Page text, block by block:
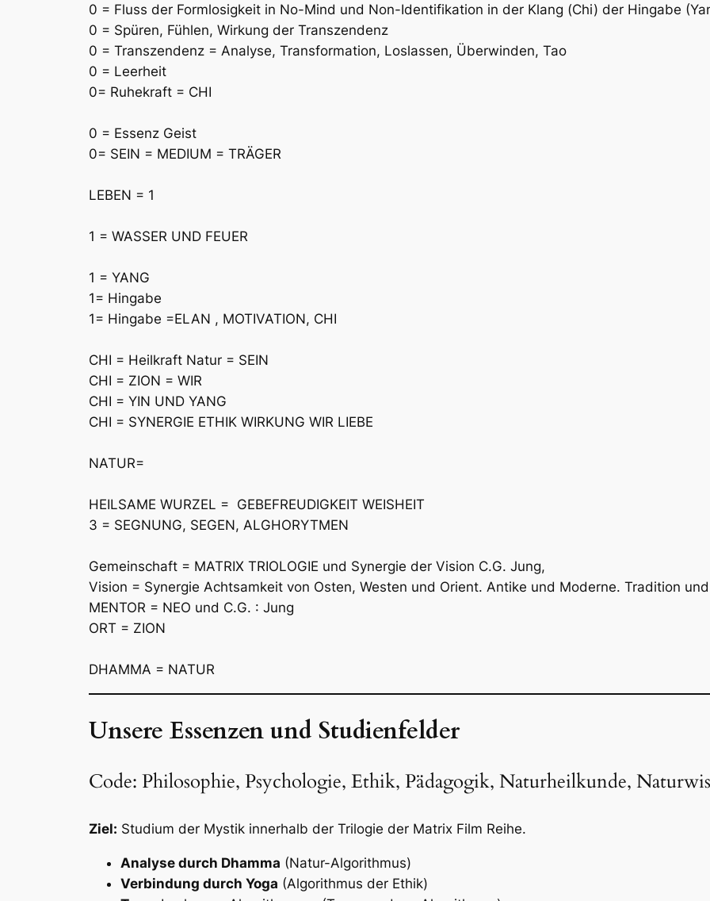
0 = Fluss der Formlosigkeit in No-Mind und Non-Identifikation in der Klang (Chi) der Hingabe
0 = Spüren, Fühlen, Wirkung der Transzendenz
0 = Transzendenz = Analyse, Transformation, Loslassen, Überwinden, Tao
0 = Leerheit
0= Ruhekraft = CHI
0 = Essenz Geist
0= SEIN = MEDIUM = TRÄGER
LEBEN = 1
1 = WASSER UND FEUER
1 = YANG
1= Hingabe
1= Hingabe =ELAN , MOTIVATION, CHI
CHI = Heilkraft Natur = SEIN
CHI = ZION = WIR
CHI = YIN UND YANG
CHI = SYNERGIE ETHIK WIRKUNG WIR LIEBE
NATUR=
HEILSAME WURZEL = GEBEFREUDIGKEIT WEISHEIT
3 = SEGNUNG, SEGEN, ALGHORYTMEN
Gemeinschaft = MATRIX TRIOLOGIE und Synergie der Vision C.G. Jung,
Vision = Synergie Achtsamkeit von Osten, Westen und Orient. Antike und Moderne. Tradition
MENTOR = NEO und C.G. : Jung
ORT = ZION
DHAMMA = NATUR
Unsere Essenzen und Studienfelder
Code: Philosophie, Psychologie, Ethik, Pädagogik, Naturheilkunde,
Ziel: Studium der Mystik innerhalb der Trilogie der Matrix Film Reihe.
Analyse durch Dhamma (Natur-Algorithmus)
Verbindung durch Yoga (Algorithmus der Ethik)